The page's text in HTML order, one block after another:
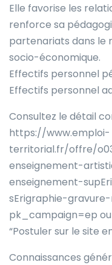
Elle favorise les
renforce sa
partenariats dans le
socio-économique.
Effectifs personnel
Effectifs personnel
Consultez le détail
https://www.emploi-
territorial.fr/offre/
enseignement-
enseignement-
sErigraphie-
pk_campaign=ep
“Postuler sur le site
Connaissances